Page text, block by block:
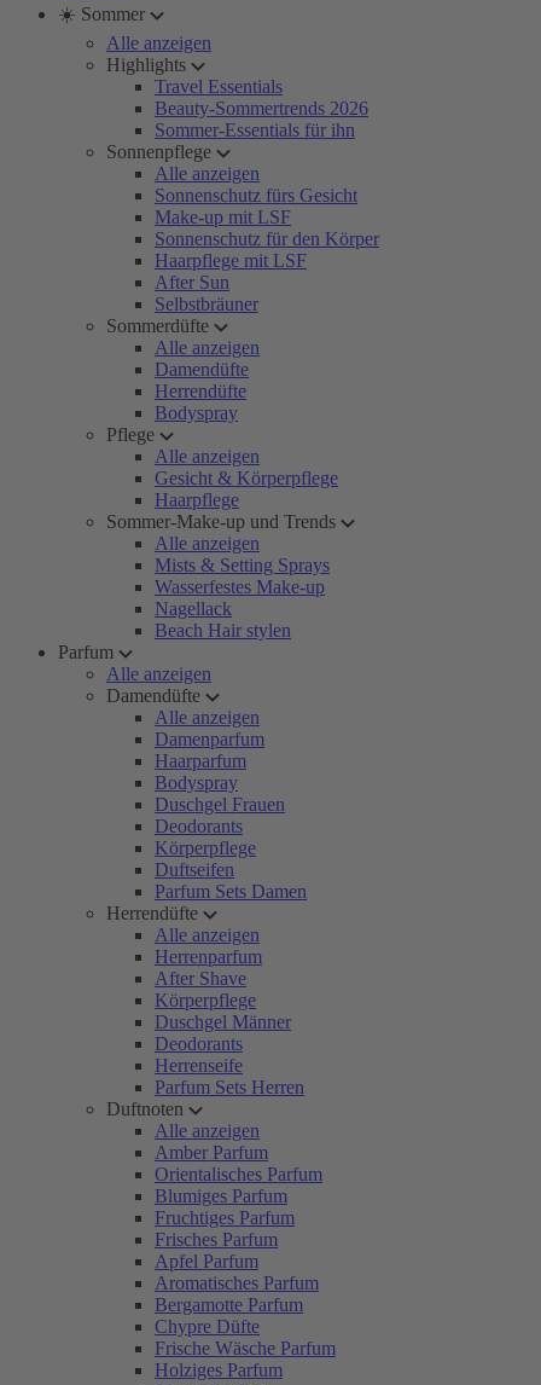
☀️ Sommer
Alle anzeigen
Highlights
Travel Essentials
Beauty-Sommertrends 2026
Sommer-Essentials für ihn
Sonnenpflege
Alle anzeigen
Sonnenschutz fürs Gesicht
Make-up mit LSF
Sonnenschutz für den Körper
Haarpflege mit LSF
After Sun
Selbstbräuner
Sommerdüfte
Alle anzeigen
Damendüfte
Herrendüfte
Bodyspray
Pflege
Alle anzeigen
Gesicht & Körperpflege
Haarpflege
Sommer-Make-up und Trends
Alle anzeigen
Mists & Setting Sprays
Wasserfestes Make-up
Nagellack
Beach Hair stylen
Parfum
Alle anzeigen
Damendüfte
Alle anzeigen
Damenparfum
Haarparfum
Bodyspray
Duschgel Frauen
Deodorants
Körperpflege
Duftseifen
Parfum Sets Damen
Herrendüfte
Alle anzeigen
Herrenparfum
After Shave
Körperpflege
Duschgel Männer
Deodorants
Herrenseife
Parfum Sets Herren
Duftnoten
Alle anzeigen
Amber Parfum
Orientalisches Parfum
Blumiges Parfum
Fruchtiges Parfum
Frisches Parfum
Apfel Parfum
Aromatisches Parfum
Bergamotte Parfum
Chypre Düfte
Frische Wäsche Parfum
Holziges Parfum